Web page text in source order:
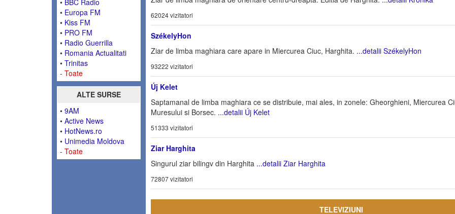
• Europa FM
• Kiss FM
• PRO FM
• Radio Guerrilla
• Romania Actualitati
• Trinitas
- Toate
ALTE SURSE
• 9AM
• Active News
• HotNews.ro
• Unimedia Moldova
- Toate
62024 vizitatori
SzékelyHon
Ziar de limba maghiara care apare in Miercurea Ciuc, Harghita. ...detalii SzékelyHon
93222 vizitatori
Új Kelet
Saptamanal de limba maghiara ce se distribuie, mai ales, in zonele: Gheorghieni, Miercurea
Muresului si Borsec. ...detalii Új Kelet
51333 vizitatori
Ziar Harghita
Singurul ziar bilingv din Harghita ...detalii Ziar Harghita
72807 vizitatori
TELEVIZIUNI